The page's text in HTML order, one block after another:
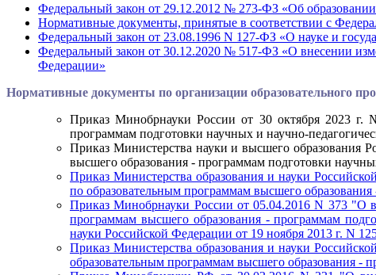
Федеральный закон от 29.12.2012 № 273-ФЗ «Об
Нормативные документы, принятые в соответствии с
Федеральный закон от 23.08.1996 N 127-ФЗ «О науке и
Федеральный закон от 30.12.2020 № 517-ФЗ «О внесении
Федерации»
Нормативные документы по организации образовательного
Приказ Минобрнауки России от 30 октября 2023 г.
программам подготовки научных и научно-
Приказ Министерства науки и высшего образования
высшего образования - программам подготовки
Приказ Министерства образования и науки
по образовательным программам высшего
Приказ Минобрнауки России от 05.04.2016 N 373 "О
программам высшего образования - программам
науки Российской Федерации от 19 ноября 2013 г. N
Приказ Министерства образования и науки
образовательным программам высшего образования -